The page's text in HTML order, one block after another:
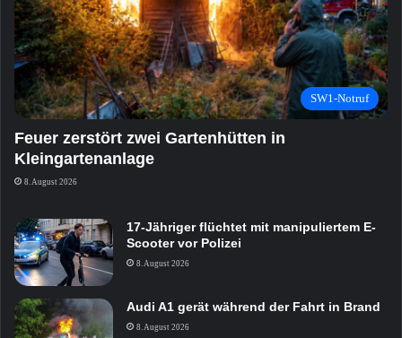
SW1-Notruf
Feuer zerstört zwei Gartenhütten in
Kleingartenanlage
8. August 2026
17-Jähriger flüchtet mit manipuliertem E-
Scooter vor Polizei
8. August 2026
Audi A1 gerät während der Fahrt in Brand
8. August 2026